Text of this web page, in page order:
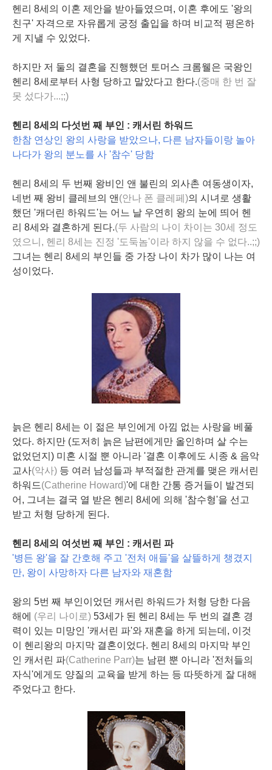
헨리 8세의 이혼 제안을 받아들였으며, 이혼 후에도 '왕의
친구' 자격으로 자유롭게 궁정 출입을 하며 비교적 평온하
게 지낼 수 있었다.
하지만 저 둘의 결혼을 진행했던 토머스 크롬웰은 국왕인
헨리 8세로부터 사형 당하고 말았다고 한다.(중매 한 번 잘
못 섰다가...;;)
헨리 8세의 다섯번 째 부인 : 캐서린 하워드
한참 연상인 왕의 사랑을 받았으나, 다른 남자들이랑 놀아
나다가 왕의 분노를 사 '참수' 당함
헨리 8세의 두 번째 왕비인 앤 불린의 외사촌 여동생이자,
네번 째 왕비 클레브의 앤 (안나 폰 클레페)의 시녀로 생활
했던 '캐더린 하워드'는 어느 날 우연히 왕의 눈에 띄어 헨
리 8세와 결혼하게 된다.(두 사람의 나이 차이는 30세 정도
였으니, 헨리 8세는 진정 '도둑놈'이라 하지 않을 수 없다..;;)
그녀는 헨리 8세의 부인들 중 가장 나이 차가 많이 나는 여
성이었다.
늙은 헨리 8세는 이 젊은 부인에게 아낌 없는 사랑을 베풀
었다. 하지만 (도저히 늙은 남편에게만 올인하며 살 수는
없었던지) 미혼 시절 뿐 아니라 '결혼 이후에도 시종 & 음악
교사(악사) 등 여러 남성들과 부적절한 관계를 맺은 캐서린
하워드(Catherine Howard)'에 대한 간통 증거들이 발견되
어, 그녀는 결국 열 받은 헨리 8세에 의해 '참수형'을 선고
받고 처형 당하게 된다.
헨리 8세의 여섯번 째 부인 : 캐서린 파
'병든 왕'을 잘 간호해 주고 '전처 애들'을 살뜰하게 챙겼지
만, 왕이 사망하자 다른 남자와 재혼함
왕의 5번 째 부인이었던 캐서린 하워드가 처형 당한 다음
해에 (우리 나이로) 53세가 된 헨리 8세는 두 번의 결혼 경
력이 있는 미망인 '캐서린 파'와 재혼을 하게 되는데, 이것
이 헨리왕의 마지막 결혼이었다. 헨리 8세의 마지막 부인
인 캐서린 파(Catherine Parr)는 남편 뿐 아니라 '전처들의
자식'에게도 양질의 교육을 받게 하는 등 따뜻하게 잘 대해
주었다고 한다.